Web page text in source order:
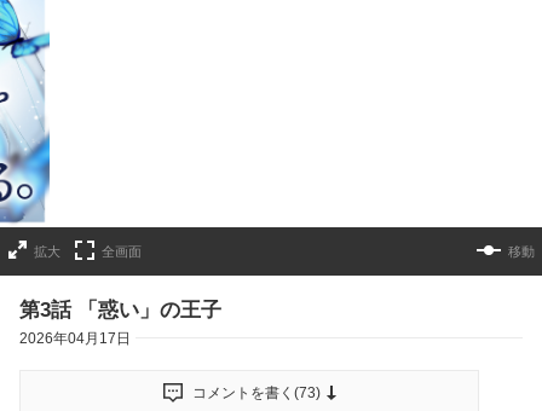
拡大 全画面 移動
第3話 「惑い」の王子
2026年04月17日
コメントを書く(73)